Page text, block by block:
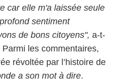
car elle m'a laissée seule
sentiment
de bons citoyens", a-t-
les commentaires,
révoltée par l’histoire de
a son mot à dire.